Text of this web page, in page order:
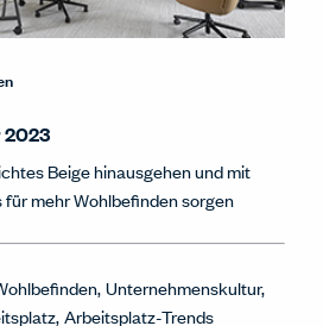
2023
Beige hinausgehen und mit
mehr Wohlbefinden sorgen
Unternehmenskultur
Arbeitsplatz-Trends